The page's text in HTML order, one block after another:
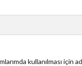
kullanılması için